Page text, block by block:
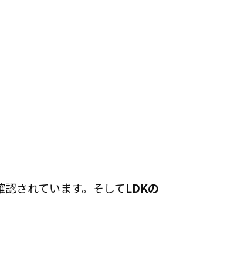
されています。そしてLDKの